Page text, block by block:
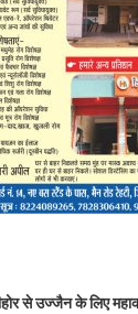
से उज्जैन के लिए